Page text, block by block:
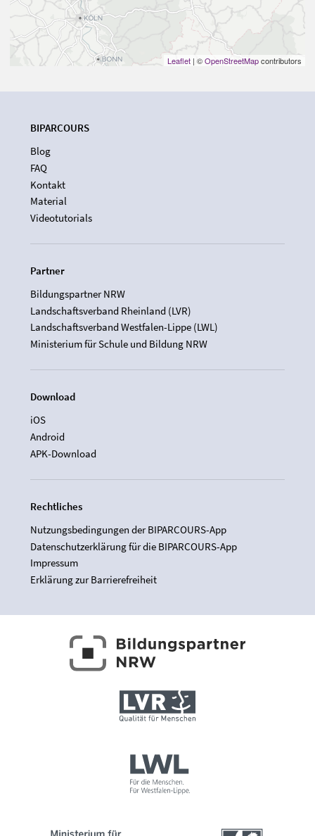
Leaflet | ©OpenStreetMapcontributors
BIPARCOURS
Blog
FAQ
Kontakt
Material
Videotutorials
Partner
Bildungspartner NRW
Landschaftsverband Rheinland (LVR)
Landschaftsverband Westfalen-Lippe (LWL)
Ministerium für Schule und Bildung NRW
Download
iOS
Android
APK-Download
Rechtliches
Nutzungsbedingungen der BIPARCOURS-App
Datenschutzerklärung für die BIPARCOURS-App
Impressum
Erklärung zur Barrierefreiheit